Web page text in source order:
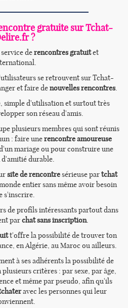
gratuite sur Tchat-
?
derencontres gratuitet
se retrouvent sur Tchat-
et faire denouvelles rencontres.
simple d'utilisation et surtout très
son réseau d'amis.
plusieurs membres qui sont réunis
: faire unerencontre amoureuse
mariage ou pour construire une
durable.
site de rencontresérieuse partchat
entier sans même avoir besoin
s'inscrire.
de profils intéressants partout dans
parchat sans inscription.
t'offre la possibilité de trouver ton
en Algérie, au Maroc ou ailleurs.
à ses adhérents la possibilité de
critères : par sexe, par âge,
et même par pseudo, afin qu'ils
avec les personnes qui leur